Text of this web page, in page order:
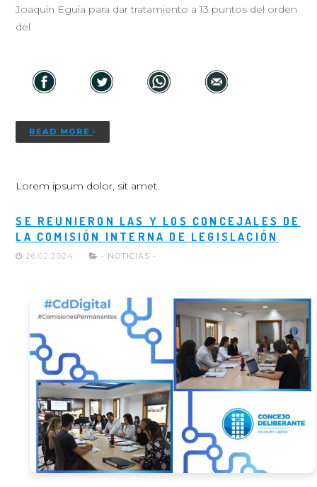
Joaquín Eguía para dar tratamiento a 13 puntos del orden
del
READ MORE
Lorem ipsum dolor, sit amet.
SE REUNIERON LAS Y LOS CONCEJALES DE
LA COMISIÓN INTERNA DE LEGISLACIÓN
26.02.2024 - NOTICIAS -